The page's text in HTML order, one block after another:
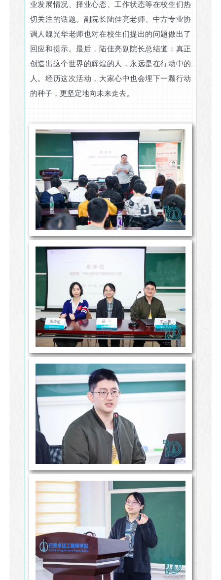
业发展情况、择业心态、工作状态等在校生们热
切关注的话题。副院长陆佳亮老师、中方专业协
调人魏光华老师也对在校生们提出的问题做出了
回应和提示。最后，陆佳亮副院长总结道：真正
创造出这个世界的辉煌的人，永远是在行动中的
人。经历这次活动，大家心中也会埋下一颗行动
的种子，更坚定地向未来走去。